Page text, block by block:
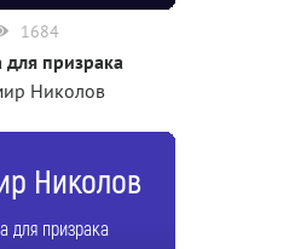
1684
для призрака
Николов
Николов
для призрака